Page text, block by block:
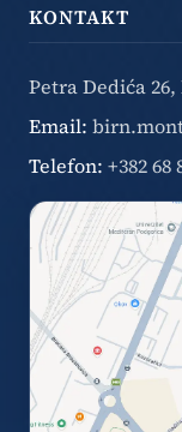
KONTAKT
Petra Dedića
Email:
Telefon: +382 68